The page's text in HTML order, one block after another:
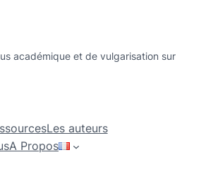
académique et de vulgarisation sur
Les auteurs
A Propos